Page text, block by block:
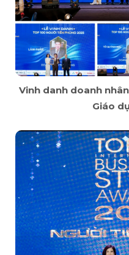
Vinh danh doanh
Giáo